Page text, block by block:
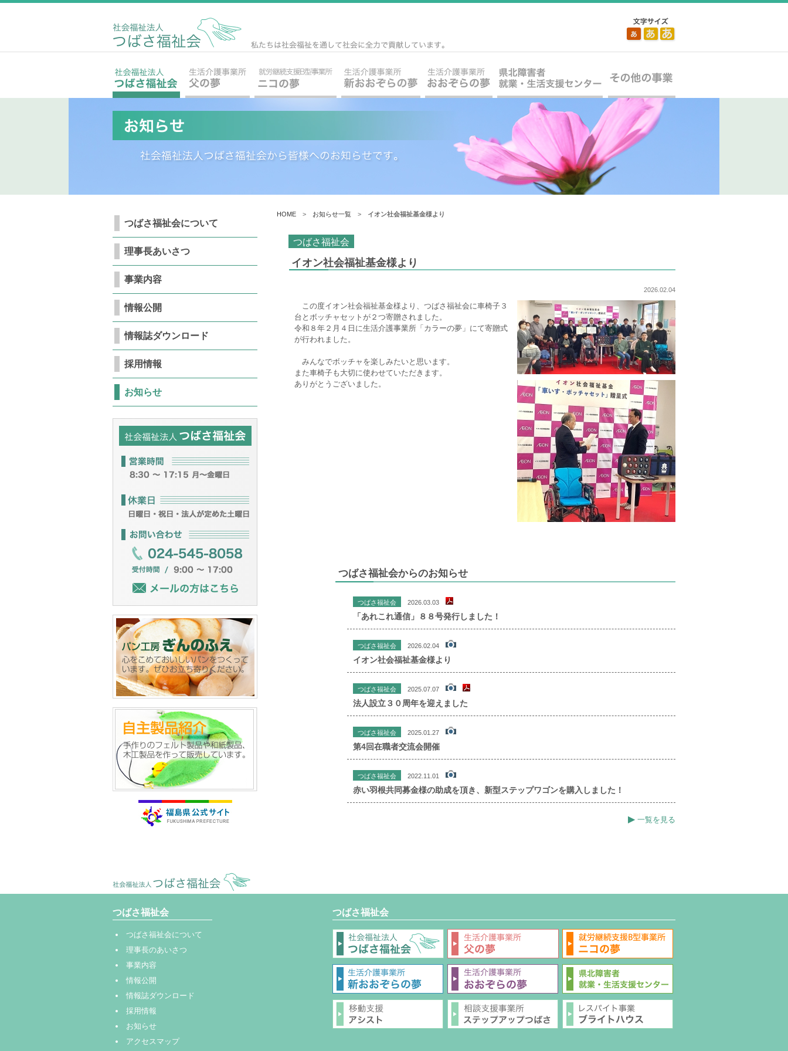
HOME > お知らせ一覧 > イオン社会福祉基金様より
つばさ福祉会
イオン社会福祉基金様より
2026.02.04
この度イオン社会福祉基金様より、つばさ福祉会に車椅子３
台とボッチャセットが２つ寄贈されました。
令和８年２月４日に生活介護事業所「カラーの夢」にて寄贈式
が行われました。
みんなでボッチャを楽しみたいと思います。
また車椅子も大切に使わせていただきます。
ありがとうございました。
つばさ福祉会からのお知らせ
つばさ福祉会 2026.03.03
「あれこれ通信」８８号発行しました！
つばさ福祉会 2026.02.04
イオン社会福祉基金様より
つばさ福祉会 2025.07.07
法人設立３０周年を迎えました
つばさ福祉会 2025.01.27
第4回在職者交流会開催
つばさ福祉会 2022.11.01
赤い羽根共同募金様の助成を頂き、新型ステップワゴンを購入しました！
▶ 一覧を見る
つばさ福祉会について
理事長あいさつ
事業内容
情報公開
情報誌ダウンロード
採用情報
お知らせ
つばさ福祉会
つばさ福祉会について
理事長のあいさつ
事業内容
情報公開
情報誌ダウンロード
採用情報
お知らせ
アクセスマップ
つばさ福祉会